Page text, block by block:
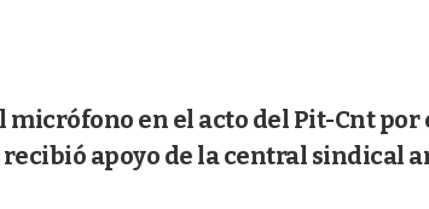
en el acto del Pit-Cnt por
apoyo de la central sindical